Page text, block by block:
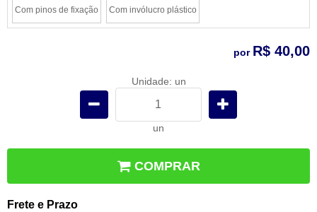
Com pinos de fixação Com invólucro plástico
por R$ 40,00
Unidade: un
un
COMPRAR
Frete e Prazo